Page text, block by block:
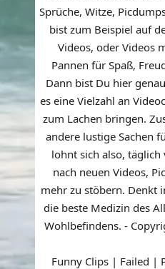
Sprüche, Witze,
bist zum Beispiel auf
Videos, oder Videos
Pannen für Spaß,
Dann bist Du hier
es eine Vielzahl an
zum Lachen bringen.
andere lustige Sachen
lohnt sich also,
nach neuen Videos,
mehr zu stöbern. Denkt
die beste Medizin des
Wohlbefindens. -
Funny Clips | Failed |